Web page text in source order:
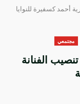
أحمد كسفيرة للنوايا
مجتمعي
الفنانة